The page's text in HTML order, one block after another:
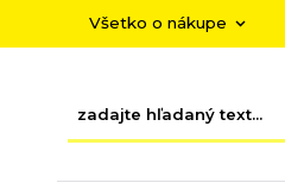
Všetko o nákupe